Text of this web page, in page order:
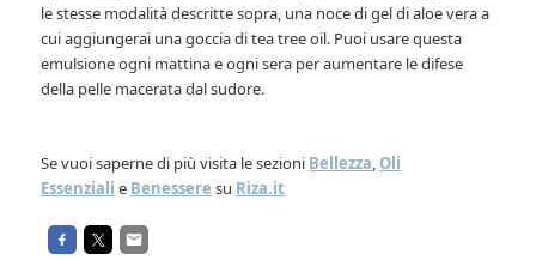
le stesse modalità descritte sopra, una noce di gel di aloe vera a
cui aggiungerai una goccia di tea tree oil. Puoi usare questa
emulsione ogni mattina e ogni sera per aumentare le difese
della pelle macerata dal sudore.
Se vuoi saperne di più visita le sezioni Bellezza,Oli
Essenziali e Benessere su Riza.it